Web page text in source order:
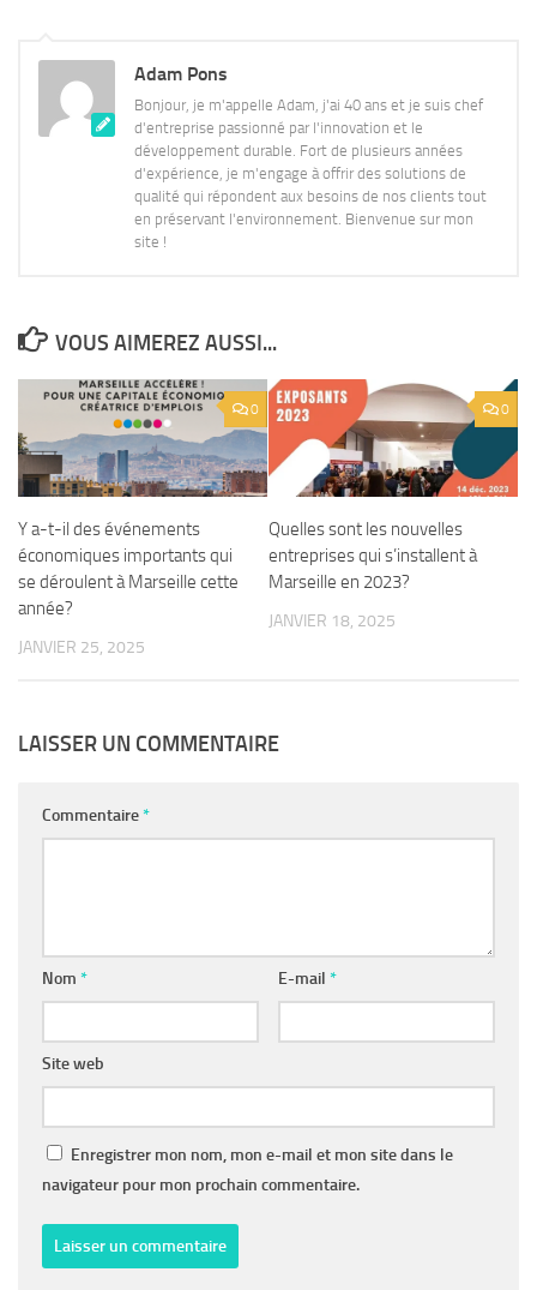
Adam Pons
Bonjour, je m'appelle Adam, j'ai 40 ans et je suis chef
d'entreprise passionné par l'innovation et le
développement durable. Fort de plusieurs années
d'expérience, je m'engage à offrir des solutions de
qualité qui répondent aux besoins de nos clients tout
en préservant l'environnement. Bienvenue sur mon
site !
VOUS AIMEREZ AUSSI...
0
Y a-t-il des événements
économiques importants qui
se déroulent à Marseille cette
année?
JANVIER 25, 2025
0
Quelles sont les nouvelles
entreprises qui s’installent à
Marseille en 2023?
JANVIER 18, 2025
LAISSER UN COMMENTAIRE
Commentaire*
Nom * E-mail *
Site web
Enregistrer mon nom, mon e-mail et mon site dans le
navigateur pour mon prochain commentaire.